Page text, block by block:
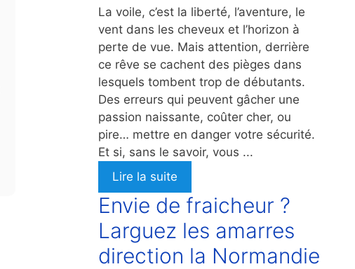
La voile, c’est la liberté, l’aventure, le
vent dans les cheveux et l’horizon à
perte de vue. Mais attention, derrière
ce rêve se cachent des pièges dans
lesquels tombent trop de débutants.
Des erreurs qui peuvent gâcher une
passion naissante, coûter cher, ou
pire… mettre en danger votre sécurité.
Et si, sans le savoir, vous ...
Lire la suite
Envie de fraicheur ?
Larguez les amarres
direction la Normandie